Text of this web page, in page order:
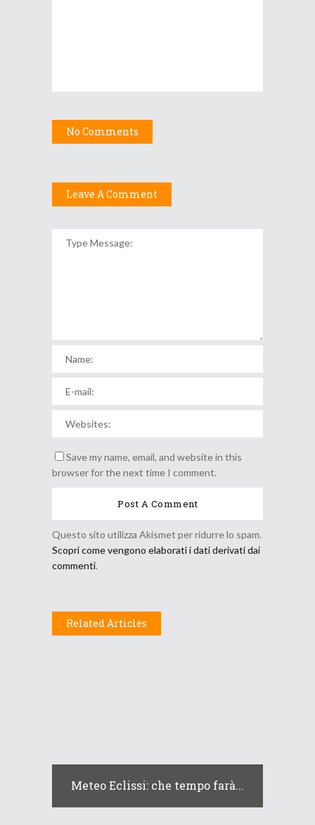
No Comments
Leave A Comment
Save my name, email, and website in this
browser for the next time I comment.
Questo sito utilizza Akismet per ridurre lo spam.
Scopri come vengono elaborati i dati derivati dai
commenti.
Related Articles
Meteo Eclissi: che tempo farà...